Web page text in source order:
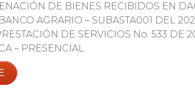
DE BIENES RECIBIDOS EN
AGRARIO – SUBASTA001 DEL
DE SERVICIOS No. 533 DE
– PRESENCIAL.